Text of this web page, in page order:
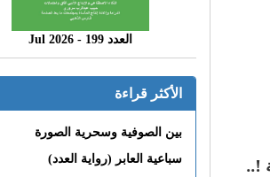
العدد 199 - 2026 Jul
الأكثر قراءة
بين الصوفية وسحرية الصورة
سباعية العابر (رواية العدد)